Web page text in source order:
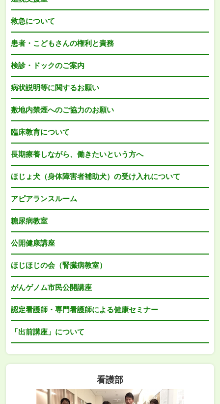
救急について
患者・こどもさんの権利と責務
検診・ドックのご案内
病状説明等に関するお願い
敷地内禁煙へのご協力のお願い
臨床教育について
長期療養しながら、働きたいという方へ
ほじょ犬（身体障害者補助犬）の受け入れについて
アピアランスルーム
糖尿病教室
公開健康講座
ほじほじの会（腎臓病教室）
がんゲノム市民公開講座
認定看護師・専門看護師による健康セミナー
「出前講座」について
看護部